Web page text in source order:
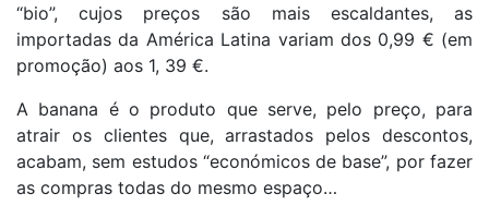
“bio”, cujos preços são mais escaldantes, as
importadas da América Latina variam dos 0,99 € (em
promoção) aos 1, 39 €.
A banana é o produto que serve, pelo preço, para
atrair os clientes que, arrastados pelos descontos,
acabam, sem estudos “económicos de base”, por fazer
as compras todas do mesmo espaço…